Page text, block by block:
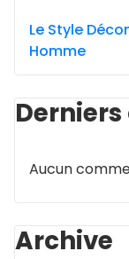
Le Style
Homme
Aucun
Archive